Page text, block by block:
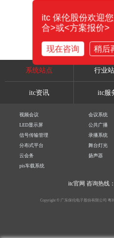
系统站点 行业
itc资讯 itc服
视频会议 会议系统
LED显示屏
公共广播
信号传输管理
录播系统
分布式平台
舞台灯光
云会务
扬声器
pis车载系统
itc官网 咨询热线
Copyright © 广东保伦电子股份有限公司 粤
itc 保伦股份欢迎
合>或<方案报价>
现在咨询 稍后